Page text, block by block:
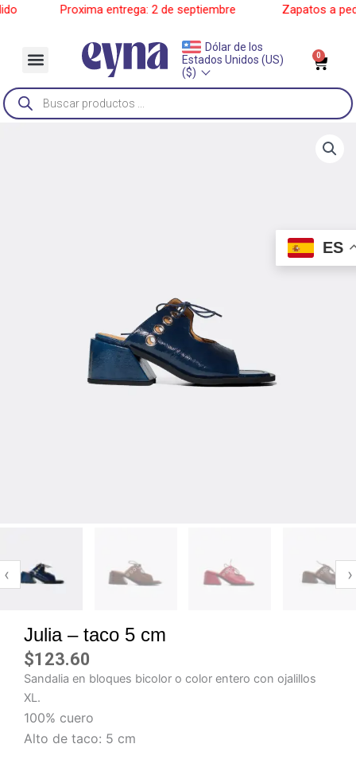
Ir______ Proxima entrega: 2 de septiembre______ Zapatos a
Menu
Dólar de los
Estados Unidos (US)
($)
0
Búsqueda
de
productos
‹ ›
Julia – taco 5 cm
$123.60
Sandalia en bloques bicolor o color entero con ojalillos
XL.
100% cuero
Alto de taco: 5 cm
ES